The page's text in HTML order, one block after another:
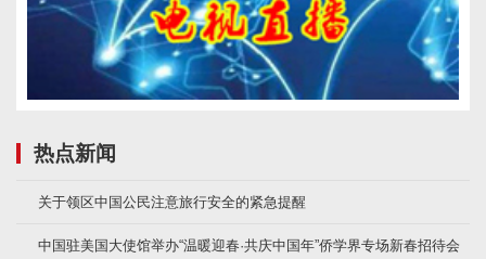
热点新闻
关于领区中国公民注意旅行安全的紧急提醒
中国驻美国大使馆举办“温暖迎春·共庆中国年”侨学界专场新春招待会